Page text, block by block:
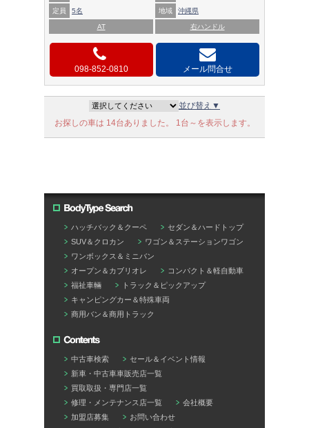
定員 5名 地域 沖縄県
AT 右ハンドル
098-852-0810 メール問合せ
並び替え▼
お探しの車は 14台ありました。 1台～を表示します。
ハッチバック＆クーペ
セダン＆ハードトップ
SUV＆クロカン
ワゴン＆ステーションワゴン
ワンボックス＆ミニバン
オープン＆カブリオレ
コンパクト＆軽自動車
福祉車輛
トラック＆ピックアップ
キャンピングカー＆特殊車両
商用バン＆商用トラック
中古車検索
セール＆イベント情報
新車・中古車⾞販売店一覧
買取取扱・専門店一覧
修理・メンテナンス店一覧
会社概要
加盟店募集
お問い合わせ